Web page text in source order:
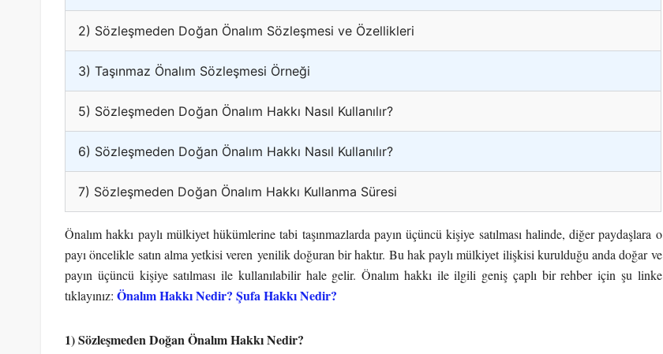
2) Sözleşmeden Doğan Önalım Sözleşmesi ve Özellikleri
3) Taşınmaz Önalım Sözleşmesi Örneği
5) Sözleşmeden Doğan Önalım Hakkı Nasıl Kullanılır?
6) Sözleşmeden Doğan Önalım Hakkı Nasıl Kullanılır?
7) Sözleşmeden Doğan Önalım Hakkı Kullanma Süresi
Önalım hakkı paylı mülkiyet hükümlerine tabi taşınmazlarda payın üçüncü kişiye satılması halinde, diğer paydaşlara o
payı öncelikle satın alma yetkisi veren yenilik doğuran bir haktır. Bu hak paylı mülkiyet ilişkisi kurulduğu anda doğar ve
payın üçüncü kişiye satılması ile kullanılabilir hale gelir. Önalım hakkı ile ilgili geniş çaplı bir rehber için şu linke
tıklayınız: Önalım Hakkı Nedir? Şufa Hakkı Nedir?
1) Sözleşmeden Doğan Önalım Hakkı Nedir?